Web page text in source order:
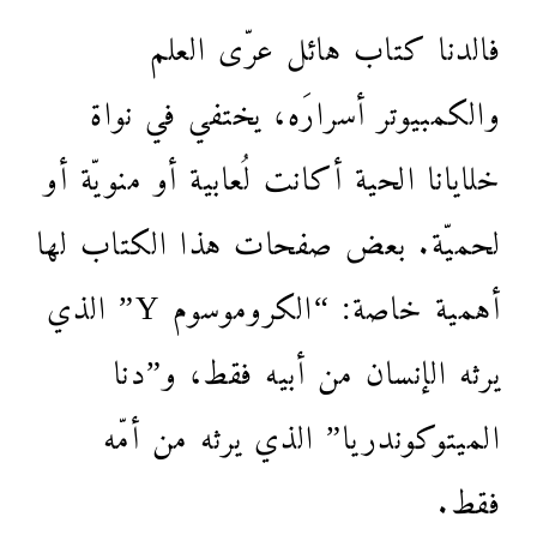
فالدنا كتاب هائل عرّى العلم
والكمبيوتر أسرارَه، يختفي في نواة
خلايانا الحية أكانت لُعابية أو منويّة أو
لحميّة. بعض صفحات هذا الكتاب لها
أهمية خاصة: “الكروموسوم Y” الذي
يرثه الإنسان من أبيه فقط، و”دنا
الميتوكوندريا” الذي يرثه من أمّه
فقط.